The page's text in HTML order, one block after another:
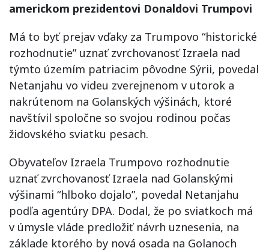
americkom prezidentovi Donaldovi Trumpovi
Má to byť prejav vďaky za Trumpovo “historické
rozhodnutie” uznať zvrchovanosť Izraela nad
týmto územím patriacim pôvodne Sýrii, povedal
Netanjahu vo videu zverejnenom v utorok a
nakrútenom na Golanských výšinách, ktoré
navštívil spoločne so svojou rodinou počas
židovského sviatku pesach.
Obyvateľov Izraela Trumpovo rozhodnutie
uznať zvrchovanosť Izraela nad Golanskými
výšinami “hlboko dojalo”, povedal Netanjahu
podľa agentúry DPA. Dodal, že po sviatkoch má
v úmysle vláde predložiť návrh uznesenia, na
základe ktorého by nová osada na Golanoch